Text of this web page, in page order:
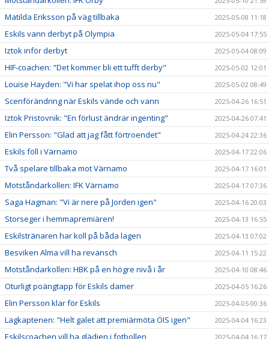
Matilda Eriksson på väg tillbaka 2025-05-08 11:18
Eskils vann derbyt på Olympia 2025-05-04 17:55
Iztok inför derbyt 2025-05-04 08:09
HIF-coachen: "Det kommer bli ett tufft derby" 2025-05-02 12:01
Louise Hayden: "Vi har spelat ihop oss nu" 2025-05-02 08:49
Scenförändring när Eskils vände och vann 2025-04-26 16:51
Iztok Pristovnik: "En förlust ändrar ingenting" 2025-04-26 07:41
Elin Persson: "Glad att jag fått förtroendet" 2025-04-24 22:36
Eskils föll i Värnamo 2025-04-17 22:06
Två spelare tillbaka mot Värnamo 2025-04-17 16:01
Motståndarkollen: IFK Värnamo 2025-04-17 07:36
Saga Hagman: "Vi är nere på Jorden igen" 2025-04-16 20:03
Storseger i hemmapremiären! 2025-04-13 16:55
Eskilstränaren har koll på båda lagen 2025-04-13 07:02
Besviken Alma vill ha revansch 2025-04-11 15:22
Motståndarkollen: HBK på en högre nivå i år 2025-04-10 08:46
Oturligt poängtapp för Eskils damer 2025-04-05 16:26
Elin Persson klar för Eskils 2025-04-05 00:36
Lagkaptenen: "Helt galet att premiärmöta ÖIS igen" 2025-04-04 16:23
Eskilscoachen vill ha glädjen i fotbollen 2025-04-04 16:17